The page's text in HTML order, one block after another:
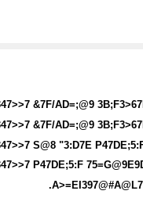
&7F/AD=;@9
&7F/AD=;@9
S@8 "3:D7E
P47DE;5:F